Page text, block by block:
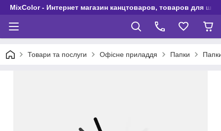
MixColor - Интернет магазин канцтоваров, товаров для
Товари та послуги Офісне приладдя Папки